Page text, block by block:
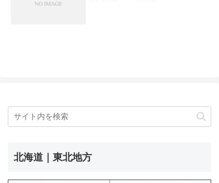
北海道｜東北地方